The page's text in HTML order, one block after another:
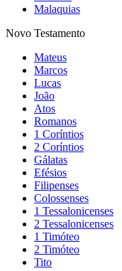
Malaquias
Novo Testamento
Mateus
Marcos
Lucas
João
Atos
Romanos
1 Coríntios
2 Coríntios
Gálatas
Efésios
Filipenses
Colossenses
1 Tessalonicenses
2 Tessalonicenses
1 Timóteo
2 Timóteo
Tito